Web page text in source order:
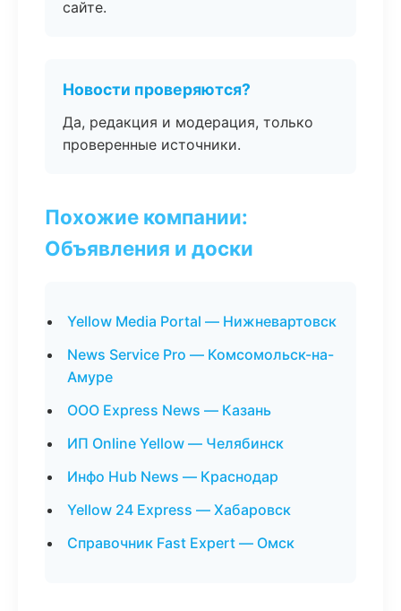
сайте.
Новости проверяются?
Да, редакция и модерация, только
проверенные источники.
Похожие компании:
Объявления и доски
Yellow Media Portal — Нижневартовск
News Service Pro — Комсомольск-на-
Амуре
ООО Express News — Казань
ИП Online Yellow — Челябинск
Инфо Hub News — Краснодар
Yellow 24 Express — Хабаровск
Справочник Fast Expert — Омск